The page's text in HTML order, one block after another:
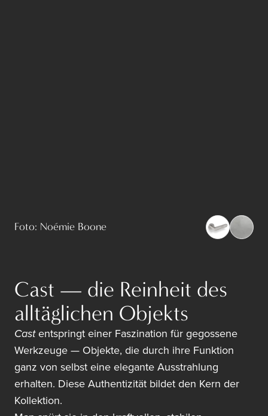
Foto: Noémie Boone
Cast — die Reinheit des
alltäglichen Objekts
Castentspringt einer Faszination für gegossene
Werkzeuge — Objekte, die durch ihre Funktion
ganz von selbst eine elegante Ausstrahlung
erhalten. Diese Authentizität bildet den Kern der
Kollektion.